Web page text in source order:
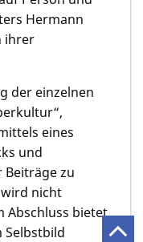
Hermann
ihrer
der einzelnen
eines
und
zu
nicht
Abschluss bietet
Selbstbild